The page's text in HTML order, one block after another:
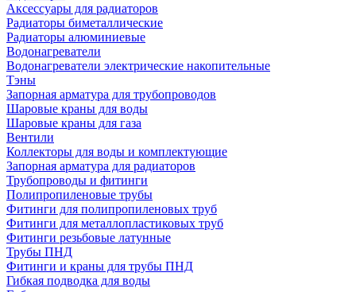
Аксессуары для радиаторов
Радиаторы биметаллические
Радиаторы алюминиевые
Водонагреватели
Водонагреватели электрические накопительные
Тэны
Запорная арматура для трубопроводов
Шаровые краны для воды
Шаровые краны для газа
Вентили
Коллекторы для воды и комплектующие
Запорная арматура для радиаторов
Трубопроводы и фитинги
Полипропиленовые трубы
Фитинги для полипропиленовых труб
Фитинги для металлопластиковых труб
Фитинги резьбовые латунные
Трубы ПНД
Фитинги и краны для трубы ПНД
Гибкая подводка для воды